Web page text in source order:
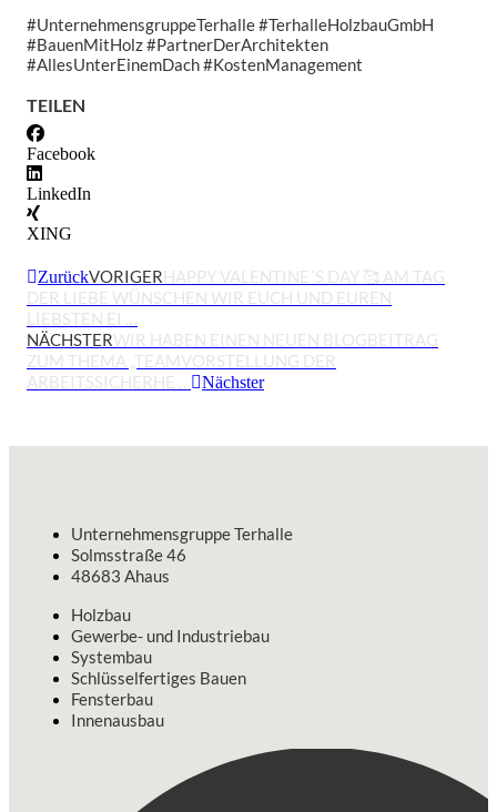
#UnternehmensgruppeTerhalle #TerhalleHolzbauGmbH
#BauenMitHolz #PartnerDerArchitekten
#AllesUnterEinemDach #KostenManagement
TEILEN
Facebook
LinkedIn
XING
ZurückVORIGERHAPPY VALENTINE´S DAY 🥰 AM TAG
DER LIEBE WÜNSCHEN WIR EUCH UND EUREN
LIEBSTEN EI …
NÄCHSTERWIR HABEN EINEN NEUEN BLOGBEITRAG
ZUM THEMA „TEAMVORSTELLUNG DER
ARBEITSSICHERHE …
Nächster
Unternehmensgruppe Terhalle
Solmsstraße 46
48683 Ahaus
Holzbau
Gewerbe- und Industriebau
Systembau
Schlüsselfertiges Bauen
Fensterbau
Innenausbau